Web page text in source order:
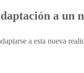
a un
a esta nueva